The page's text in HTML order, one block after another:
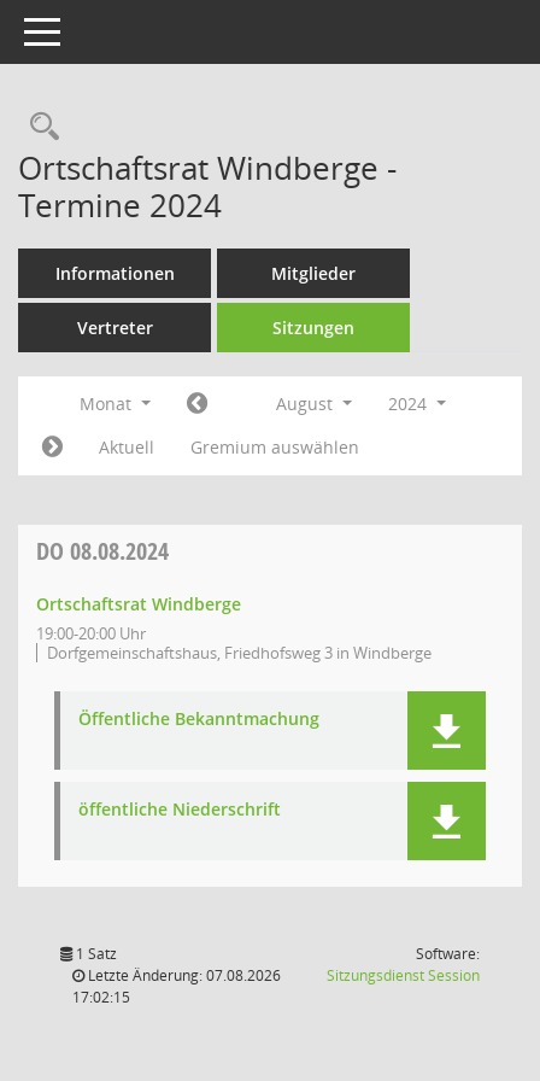
Toggle navigation
Rechercheauswahl
Ortschaftsrat Windberge -
Termine 2024
Informationen Mitglieder
Vertreter Sitzungen
Monat August
2024
Aktuell
Gremium auswählen
DO 08.08.2024
Ortschaftsrat Windberge
19:00-20:00 Uhr
Dorfgemeinschaftshaus, Friedhofsweg 3 in Windberge
Öffentliche Bekanntmachung
öffentliche Niederschrift
1 Satz
Letzte Änderung: 07.08.2026
17:02:15
Software:
SitzungsdienstSession(Wird in